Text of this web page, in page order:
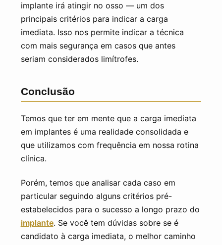
implante irá atingir no osso — um dos
principais critérios para indicar a carga
imediata. Isso nos permite indicar a técnica
com mais segurança em casos que antes
seriam considerados limítrofes.
Conclusão
Temos que ter em mente que a carga imediata
em implantes é uma realidade consolidada e
que utilizamos com frequência em nossa rotina
clínica.
Porém, temos que analisar cada caso em
particular seguindo alguns critérios pré-
estabelecidos para o sucesso a longo prazo do
implante. Se você tem dúvidas sobre se é
candidato à carga imediata, o melhor caminho